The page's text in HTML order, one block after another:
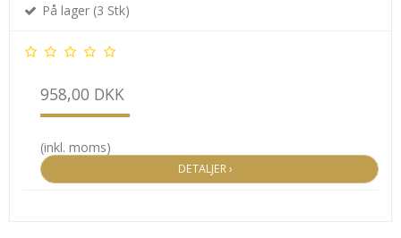
På lager (3 Stk)
958,00 DKK
(inkl. moms)
DETALJER ›